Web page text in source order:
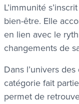
L’immunité
bien-être. Elle
en lien avec le
changements de
Dans l’univers
catégorie fait
permet de